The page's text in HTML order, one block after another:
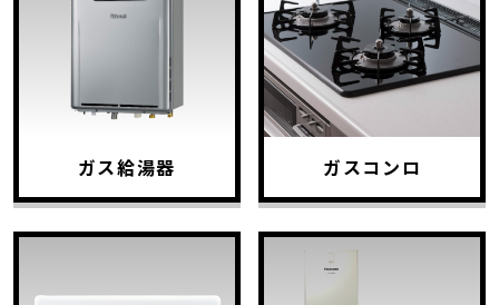
ガス給湯器 ガスコンロ